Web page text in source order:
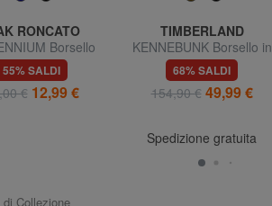
RONCATO
Borsello
55% SALDI
€ 12,99 €
TIMBERLAND
KENNEBUNK Borsello in
pelle con tasca
68% SALDI
154,90 € 49,99 €
Spedizione gratuita
Collezione